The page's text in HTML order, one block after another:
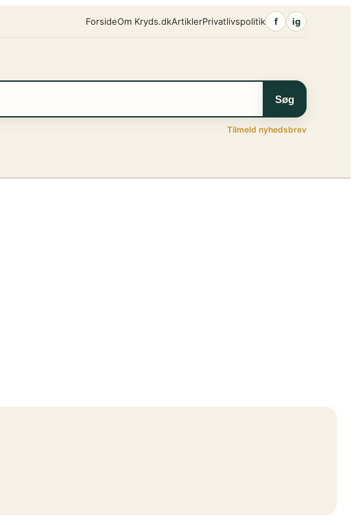
ForsideOm Kryds.dkArtiklerPrivatlivspolitik f ig
Søg
Tilmeld nyhedsbrev